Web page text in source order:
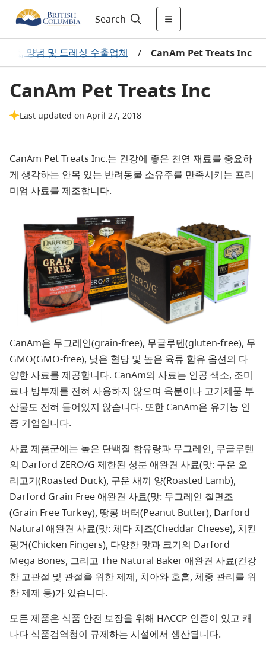
Search
품, 양념 및 드레싱 수출업체 / CanAm Pet Treats Inc
CanAm Pet Treats Inc
Last updated on April 27, 2018
CanAm Pet Treats Inc.는 건강에 좋은 천연 재료를 중요하
게 생각하는 안목 있는 반려동물 소유주를 만족시키는 프리
미엄 사료를 제조합니다.
CanAm은 무그레인(grain-free), 무글루텐(gluten-free), 무
GMO(GMO-free), 낮은 혈당 및 높은 육류 함유 옵션의 다
양한 사료를 제공합니다. CanAm의 사료는 인공 색소, 조미
료나 방부제를 전혀 사용하지 않으며 육분이나 고기제품 부
산물도 전혀 들어있지 않습니다. 또한 CanAm은 유기농 인
증 기업입니다.
사료 제품군에는 높은 단백질 함유량과 무그레인, 무글루텐
의 Darford ZERO/G 제한된 성분 애완견 사료(맛: 구운 오
리고기(Roasted Duck), 구운 새끼 양(Roasted Lamb),
Darford Grain Free 애완견 사료(맛: 무그레인 칠면조
(Grain Free Turkey), 땅콩 버터(Peanut Butter), Darford
Natural 애완견 사료(맛: 체다 치즈(Cheddar Cheese), 치킨
핑거(Chicken Fingers), 다양한 맛과 크기의 Darford
Mega Bones, 그리고 The Natural Baker 애완견 사료(건강
한 고관절 및 관절을 위한 제제, 치아와 호흡, 체중 관리를 위
한 제제 등)가 있습니다.
모든 제품은 식품 안전 보장을 위해 HACCP 인증이 있고 캐
나다 식품검역청이 규제하는 시설에서 생산됩니다.